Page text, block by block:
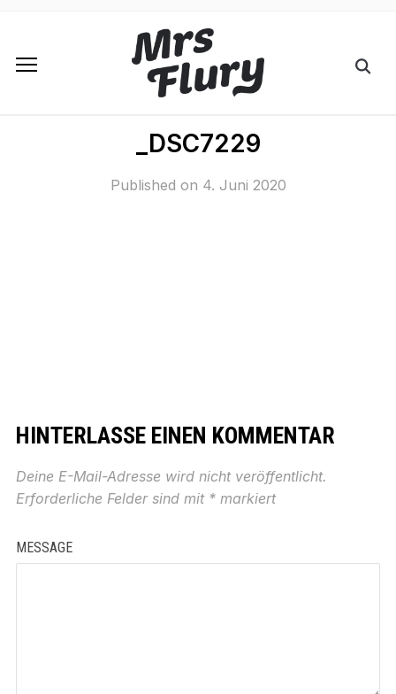
_DSC7229
Published on 4. Juni 2020
HINTERLASSE EINEN KOMMENTAR
Deine E-Mail-Adresse wird nicht veröffentlicht.
Erforderliche Felder sind mit *markiert
MESSAGE